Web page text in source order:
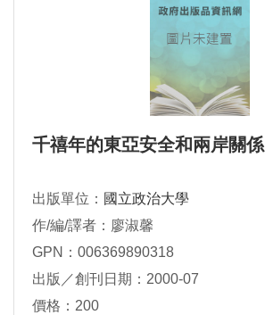
千禧年的東亞安全和兩岸關係
出版單位： 國立政治大學
作/編/譯者：廖淑馨
GPN：006369890318
出版／創刊日期：2000-07
價格：200